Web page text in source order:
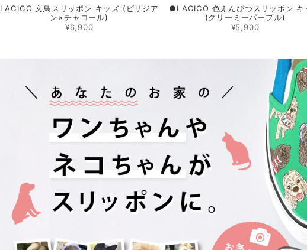
LACICO 文鳥スリッポン キッズ (ビリジア
ン×チャコール)
¥6,900
●LACICO 色えんぴつスリッポン キ
(クリーミーパープル)
¥5,900